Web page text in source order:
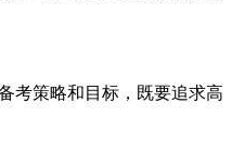
考策略和目标，既要追求高